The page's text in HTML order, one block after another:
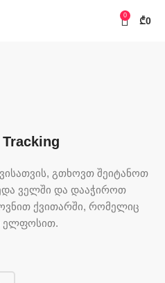
0 ₾0
გთხოვთ შეიტანოთ
ველში და დააჭიროთ
ქვითარში, რომელიც
ელფოსით.